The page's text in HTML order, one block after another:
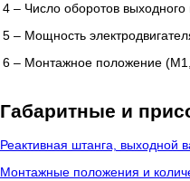
4 – Число оборотов
5 – Мощность
6 – Монтажное положение
Габаритные и
Реактивная штанга, выходной
Монтажные положения и